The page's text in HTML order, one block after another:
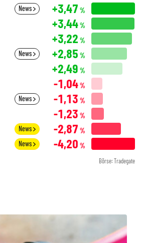
News +3,47 %
+3,44%
+3,22 %
News +2,85 %
+2,49 %
-1,04%
News -1,13 %
-1,23 %
News -2,87 %
News -4,20 %
Börse: Tradegate